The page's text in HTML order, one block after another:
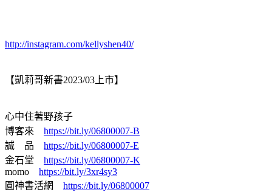
http://instagram.com/kellyshen40/
【凱莉哥新書2023/03上市】
心中住著野孩子
博客來 https://bit.ly/06800007-B
誠 品 https://bit.ly/06800007-E
金石堂 https://bit.ly/06800007-K
momo https://bit.ly/3xr4sy3
圓神書活網 https://bit.ly/06800007